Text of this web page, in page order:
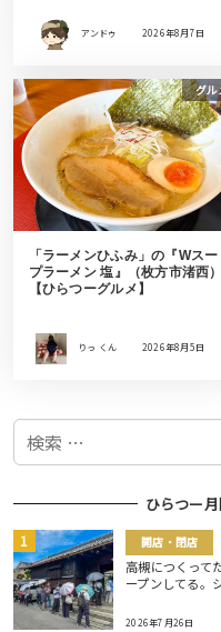
アンドゥ 2026年8月7日
グル
「ラーメンひふみ」の『Wスー
プラーメン 塩』（枚方市渚西）
【ひらつーグルメ】
りっ くん 2026年8月5日
検
ひらつー
開店・閉店
高槻につくって
ープンしてる。
2026年7月26日